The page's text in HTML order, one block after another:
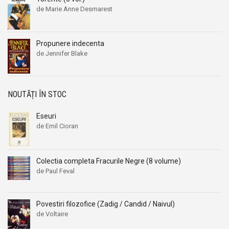
Aleksandr Beleaev
Alessandro Parronchi
Alex Mihai Stoenescu
Alexandr Soljenitin
Alexandra Jones
Alexandra Ripley
Alexandre Dumas
Alexandre Dumas fiul
Alexandrian
Alexandru Balaci
Alexandru Dobos
Alexandru Elian
Aleksandr Beleaev
Alessandro Parronchi
Alex Mihai Stoenescu
Alexandr Soljenitin
Alexandra Jones
Alexandra Ripley
Alexandre Dumas
Alexandre Dumas fiul
Alexandrian
Alexandru Balaci
Alexandru Dobos
Alexandru Elian
de Marie Anne Desmarest
Propunere indecenta
de Jennifer Blake
NOUTĂȚI ÎN STOC
Eseuri
de Emil Cioran
Colectia completa Fracurile Negre (8 volume)
de Paul Feval
Povestiri filozofice (Zadig / Candid / Naivul)
de Voltaire